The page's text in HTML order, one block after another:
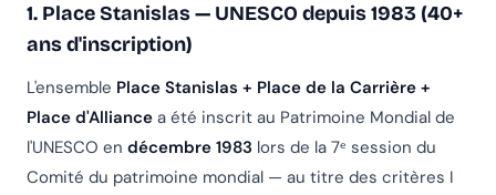
1. Place Stanislas — UNESCO depuis 1983 (40+
ans d'inscription)
L'ensemble Place Stanislas + Place de la Carrière +
Place d'Alliance a été inscrit au Patrimoine Mondial de
l'UNESCO en décembre 1983 lors de la 7ᵉ session du
Comité du patrimoine mondial — au titre des critères I